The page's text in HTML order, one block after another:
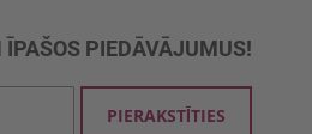
PIEDĀVĀJUMUS!
PIERAKSTĪTIES